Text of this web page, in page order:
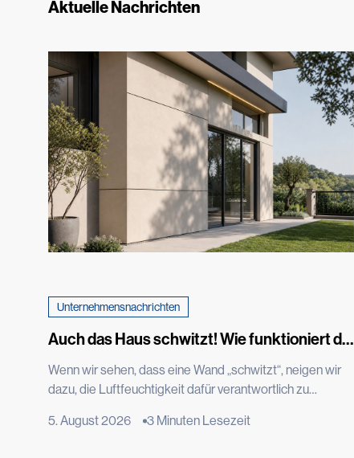
Aktuelle Nachrichten
Unternehmensnachrichten
Auch das Haus schwitzt! Wie funktioniert die
Wenn wir sehen, dass eine Wand „schwitzt“, neigen wir
dazu, die Luftfeuchtigkeit dafür verantwortlich zu
Fällen seinen Ursprung viel tiefer, nämlich im Boden, auf
5. August 2026 3 Minuten Lesezeit